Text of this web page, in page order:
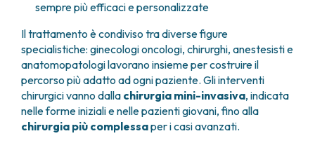
LINFOMI
MELANOMI
MESOTELIOMI
METASTASI DEL SISTEMA NERVOSO CENTRALE
MIELOMI
NEOPLASIE MIELODISPLASTICHE
NEOPLASIE MIELOPROLIFERATIVE CRONICHE
SARCOMI E TUMORI RARI
DIAGNOSTICA E SERVIZI
DIREZIONE ASSISTENZIALE E TECNICA
ANATOMIA PATOLOGICA
FARMACIA
FISICA SANITARIA
LABORATORIO ANALISI
MEDICINA NUCLEARE
RADIODIAGNOSTICA
sempre più efficaci e personalizzate
Il trattamento è condiviso tra diverse figure
specialistiche: ginecologi oncologi, chirurghi, anestesisti e
anatomopatologi lavorano insieme per costruire il
percorso più adatto ad ogni paziente. Gli interventi
chirurgici vanno dalla chirurgia mini-invasiva, indicata
nelle forme iniziali e nelle pazienti giovani, fino alla
chirurgia più complessaper i casi avanzati.